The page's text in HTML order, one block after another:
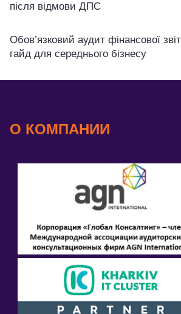
після відмови ДПС
Обов’язковий аудит фінансової
гайд для середнього бізнесу
О КОМПАНИИ